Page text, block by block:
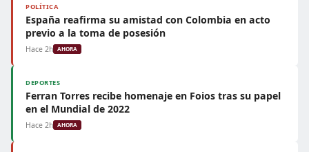
POLÍTICA
España reafirma su amistad con Colombia en acto
previo a la toma de posesión
Hace 2h AHORA
DEPORTES
Ferran Torres recibe homenaje en Foios tras su papel
en el Mundial de 2022
Hace 2h AHORA